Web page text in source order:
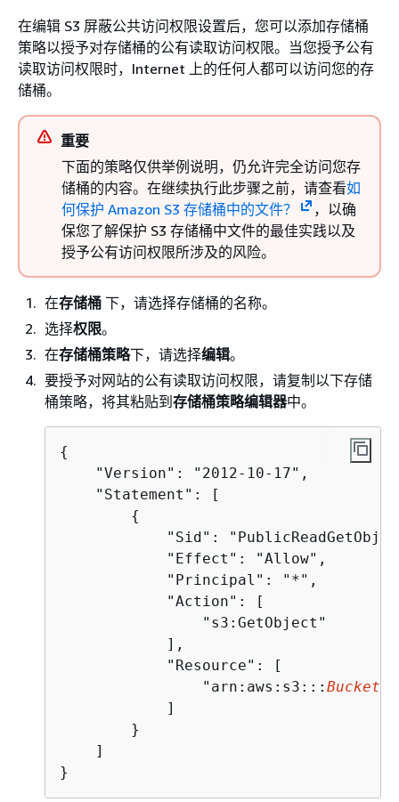
在编辑 S3 屏蔽公共访问权限设置后，您可以添加存储桶
策略以授予对存储桶的公有读取访问权限。当您授予公有
读取访问权限时，Internet 上的任何人都可以访问您的存
储桶。
重要
下面的策略仅供举例说明，仍允许完全访问您存
储桶的内容。在继续执行此步骤之前，请查看如
何保护 Amazon S3 存储桶中的文件？
，以确
保您了解保护 S3 存储桶中文件的最佳实践以及
授予公有访问权限所涉及的风险。
在存储桶 下，请选择存储桶的名称。
选择权限。
在存储桶策略下，请选择编辑。
要授予对网站的公有读取访问权限，请复制以下存储
桶策略，将其粘贴到 存储桶策略编辑器中。
{
    "Version": "2012-10-17",
    "Statement": [
{
"Sid":
            "Effect": "Allow",
            "Principal": "*",
            "Action": [
                "s3:GetObject"
            ],
            "Resource": [
                "arn:aws:s3:::
Bucket-
            ]
        }
    ]
}